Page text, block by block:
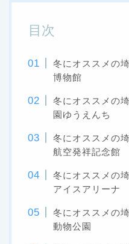
目次
冬にオススメの
博物館
冬にオススメの
園ゆうえんち
冬にオススメの
航空発祥記念館
冬にオススメの
アイスアリーナ
冬にオススメの
動物公園